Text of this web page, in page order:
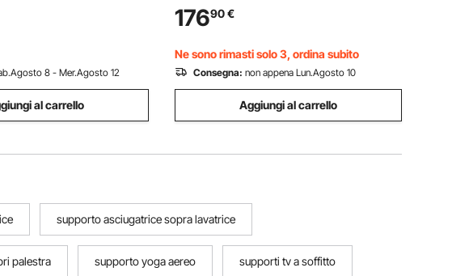
per Kayak in
con Bracci Imbottiti e
8 - Mer.Agosto 12
al carrello
Triangolare, Corda Aerea e Base
Antiscivolo; Supporto per Amaca
Multifunzionale, Solo Telaio
17690€
Ne sono rimasti solo 3, ordina subito
Consegna: non appena Lun.Agosto 10
Aggiungi al carrello
supporto asciugatrice sopra lavatrice
palestra supporto yoga aereo supporti tv a soffitto